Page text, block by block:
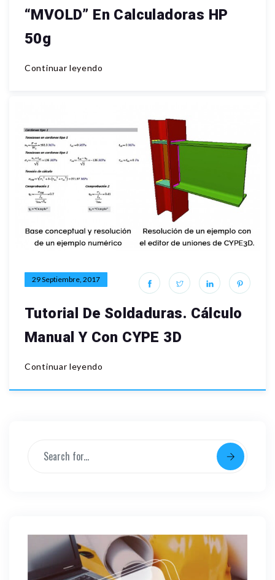
“MVOLD” En Calculadoras HP
50g
Continuar leyendo
29 Septiembre, 2017
Tutorial De Soldaduras. Cálculo
Manual Y Con CYPE 3D
Continuar leyendo